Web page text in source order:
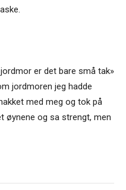
er det bare små tak»
jordmoren jeg hadde
med meg og tok på
øynene og sa strengt, men